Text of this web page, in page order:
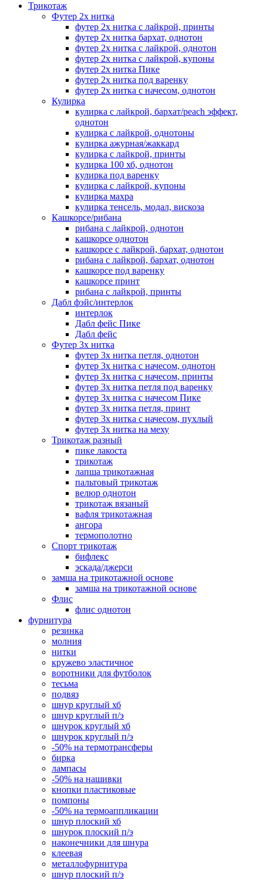
Трикотаж
Футер 2х нитка
футер 2х нитка с лайкрой, принты
футер 2х нитка бархат, однотон
футер 2х нитка с лайкрой, однотон
футер 2х нитка с лайкрой, купоны
футер 2х нитка Пике
футер 2х нитка под варенку
футер 2х нитка с начесом, однотон
Кулирка
кулирка с лайкрой, бархат/peach эффект,
однотон
кулирка с лайкрой, однотоны
кулирка ажурная/жаккард
кулирка с лайкрой, принты
кулирка 100 хб, однотон
кулирка под варенку
кулирка с лайкрой, купоны
кулирка махра
кулирка тенсель, модал, вискоза
Кашкорсе/рибана
рибана с лайкрой, однотон
кашкорсе однотон
кашкорсе с лайкрой, бархат, однотон
рибана с лайкрой, бархат, однотон
кашкорсе под варенку
кашкорсе принт
рибана с лайкрой, принты
Дабл фэйс/интерлок
интерлок
Дабл фейс Пике
Дабл фейс
Футер 3х нитка
футер 3х нитка петля, однотон
футер 3х нитка с начесом, однотон
футер 3х нитка с начесом, принты
футер 3х нитка петля под варенку
футер 3х нитка с начесом Пике
футер 3х нитка петля, принт
футер 3х нитка с начесом, пухлый
футер 3х нитка на меху
Трикотаж разный
пике лакоста
трикотаж
лапша трикотажная
пальтовый трикотаж
велюр однотон
трикотаж вязаный
вафля трикотажная
ангора
термополотно
Спорт трикотаж
бифлекс
эскада/джерси
замша на трикотажной основе
замша на трикотажной основе
Флис
флис однотон
фурнитура
резинка
молния
нитки
кружево эластичное
воротники для футболок
тесьма
подвяз
шнур круглый хб
шнур круглый п/э
шнурок круглый хб
шнурок круглый п/э
-50% на термотрансферы
бирка
лампасы
-50% на нашивки
кнопки пластиковые
помпоны
-50% на термоаппликации
шнур плоский хб
шнурок плоский п/э
наконечники для шнура
клеевая
металлофурнитура
шнур плоский п/э